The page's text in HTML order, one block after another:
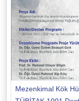
Mezenkimal Kök